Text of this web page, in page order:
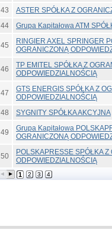
43 ASTER SPÓŁKA Z
44
Grupa Kapitałowa ATM
45
RINGIER AXEL SPRINGER
OGRANICZONĄ
46
TP EMITEL SPÓŁKA Z
ODPOWIEDZIALNOŚCIĄ
47
GTS ENERGIS SPÓŁKA Z
ODPOWIEDZIALNOŚCIĄ
48 SYGNITY SPÓŁKA AKCYJNA
49
Grupa Kapitałowa
OGRANICZONĄ
50
POLSKAPRESSE SPÓŁKA
ODPOWIEDZIALNOŚCIĄ
1 2 3 4